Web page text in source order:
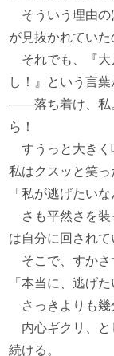
そういう理由の
が見抜かれていた
それでも、『大
し！』という言
――落ち着け、私
ら！
すうっと大きく
私はクスッと笑っ
「私が逃げたい
さも平然さを装
は自分に回されて
そこで、すかさ
「本当に、逃げ
さっきよりも幾
内心ギクリ、と
続ける。